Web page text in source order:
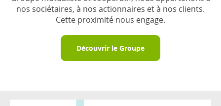
nos sociétaires, à nos actionnaires et à nos clients.
Cette proximité nous engage.
Découvrir le Groupe